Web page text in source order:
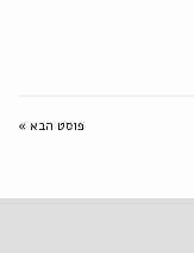
פוסט הבא »